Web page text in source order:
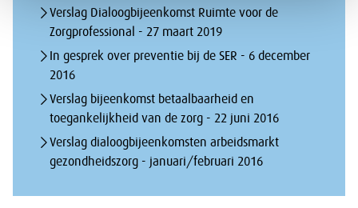
Verslag Dialoogbijeenkomst Ruimte voor de
Zorgprofessional - 27 maart 2019
In gesprek over preventie bij de SER - 6 december
2016
Verslag bijeenkomst betaalbaarheid en
toegankelijkheid van de zorg - 22 juni 2016
Verslag dialoogbijeenkomsten arbeidsmarkt
gezondheidszorg - januari/februari 2016